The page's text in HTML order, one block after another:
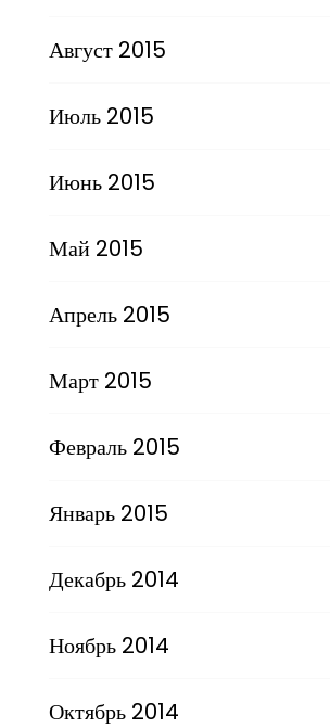
Август 2015
Июль 2015
Июнь 2015
Май 2015
Апрель 2015
Март 2015
Февраль 2015
Январь 2015
Декабрь 2014
Ноябрь 2014
Октябрь 2014